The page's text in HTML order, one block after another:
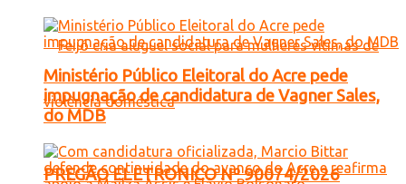
PREGÃO ELETRONICO Nº 90074/2026
Ministério Público Eleitoral do Acre pede
impugnação de candidatura de Vagner Sales,
do MDB